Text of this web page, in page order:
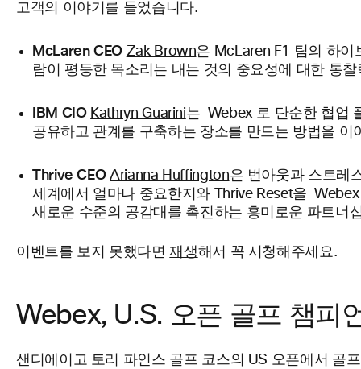
고객의 이야기를 들었습니다.
McLaren CEO Zak Brown은 McLaren F1 팀의 하이
람이 평등한 목소리는 내는 것의 중요성에 대한 통
IBM CIOKathryn Guarini는 Webex 로 단순한 협업
공유하고 관계를 구축하는 장소를 만드는 방법을 이
Thrive CEOArianna Huffington은 번아웃과 스트레
세계에서 얼마나 중요한지와 Thrive Reset을
새로운 수준의 공감대를 촉진하는 흥미로운 파트너
이벤트를 보지 못했다면재생해서 꼭 시청해주세요.
Webex, U.S. 오픈 골프 챔피
샌디에이고 토리 파인스 골프 코스의 US 오픈에서 골